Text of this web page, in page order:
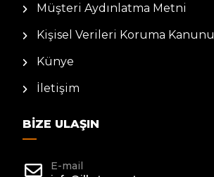
Müşteri Aydınlatma Metni
Kişisel Verileri Koruma Kanunu
Künye
İletişim
BIZE ULAŞIN
E-mail